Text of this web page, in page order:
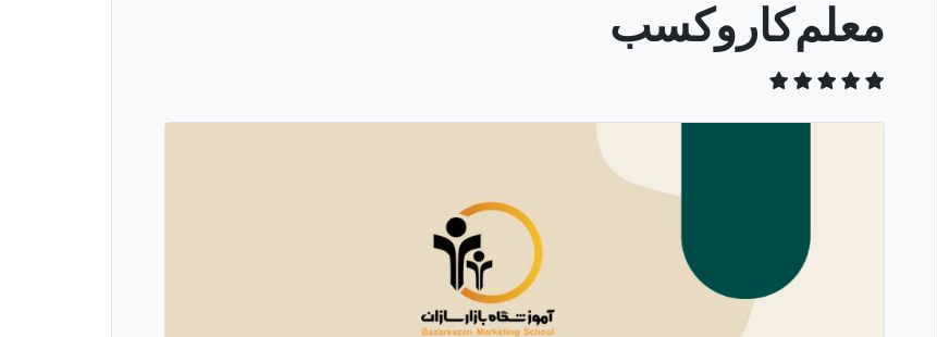
معلم‌کاروکسب